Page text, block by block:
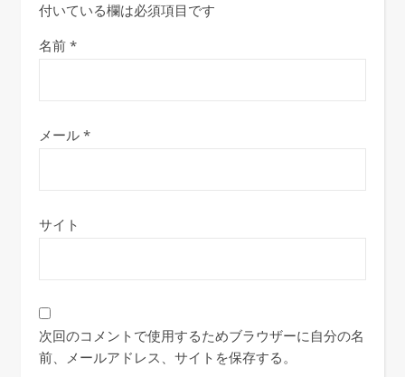
付いている欄は必須項目です
名前 *
メール *
サイト
次回のコメントで使用するためブラウザーに自分の名
前、メールアドレス、サイトを保存する。